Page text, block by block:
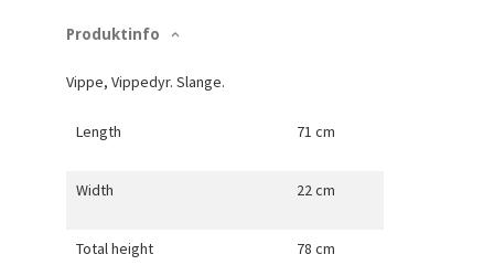
Produktinfo
Vippe, Vippedyr. Slange.
Length 71 cm
Width 22 cm
Total height 78 cm